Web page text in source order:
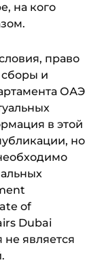
на кого
право
и
ОАЭ
в этой
но
of
Dubai
не является